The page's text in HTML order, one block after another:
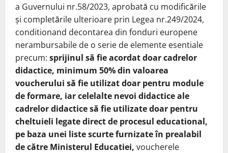
a Guvernului nr.58/2023, aprobată cu modificările
și completările ulterioare prin Legea nr.249/2024,
conditionand decontarea din fonduri europene
nerambursabile de o serie de elemente esentiale
precum: sprijinul să fie acordat doar cadrelor
didactice, minimum 50% din valoarea
voucherului să fie utilizat doar pentru module
de formare, iar celelalte nevoi didactice ale
cadrelor didactice să fie utilizate doar pentru
cheltuieli legate direct de procesul educational,
pe baza unei liste scurte furnizate în prealabil
de către Ministerul Educatiei, voucherele